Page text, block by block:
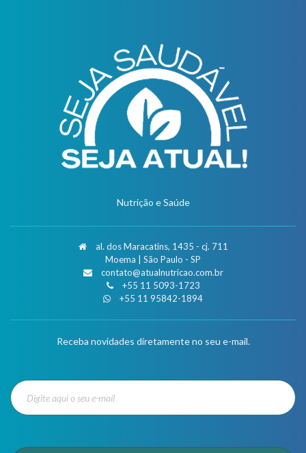
Nutrição e Saúde
al. dos Maracatins, 1435 - cj. 711
Moema | São Paulo - SP
contato@atualnutricao.com.br
+55 11 5093-1723
+55 11 95842-1894
Receba novidades diretamente no seu e-mail.